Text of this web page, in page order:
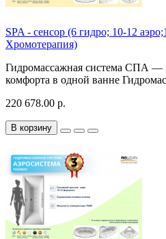
SPA - сенсор (6 гидро; 10-12
Хромотерапия)
Гидромассажная система СПА
комфорта в одной ванне
220 678.00 р.
В корзину